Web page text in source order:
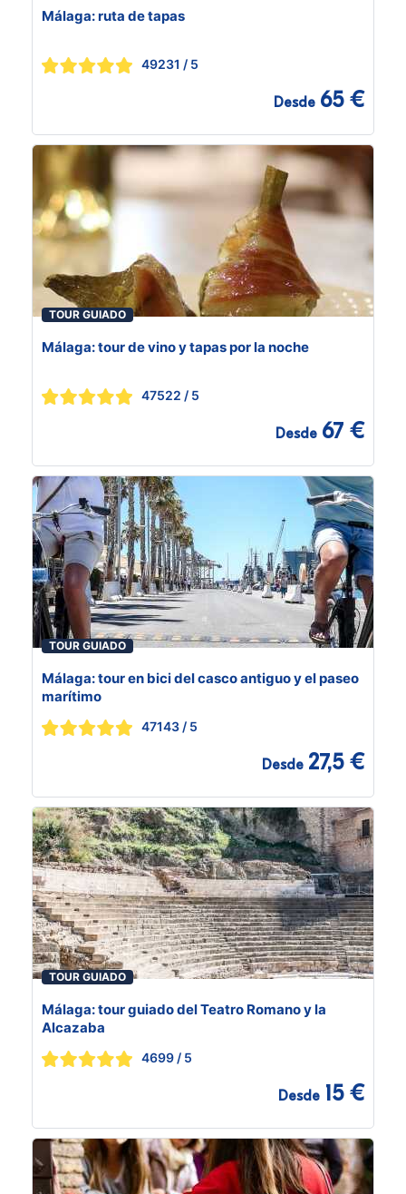
Málaga: ruta de tapas
49231 / 5
Desde 65 €
TOUR GUIADO
Málaga: tour de vino y tapas por la noche
47522 / 5
Desde 67 €
TOUR GUIADO
Málaga: tour en bici del casco antiguo y el paseo
marítimo
47143 / 5
Desde 27,5 €
TOUR GUIADO
Málaga: tour guiado del Teatro Romano y la
Alcazaba
4699 / 5
Desde 15 €